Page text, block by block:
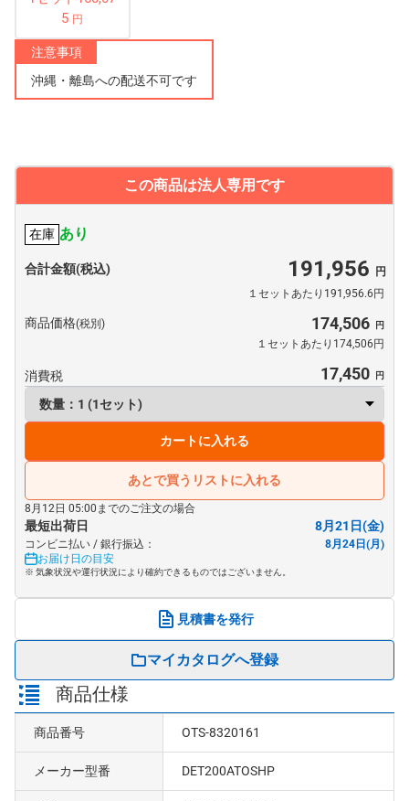
5 円
注意事項
沖縄・離島への配送不可です
この商品は法人専用です
在庫 あり
合計金額(税込) 191,956
１セットあたり191,956.6円
商品価格(税別) 174,506
１セットあたり174,506円
消費税 17,450
カートに入れる
あとで買うリストに入れる
8月12日 05:00までのご注文の場合
最短出荷日 8月21日(金)
コンビニ払い / 銀行振込：
8月24日(月)
お届け日の目安
※ 気象状況や運行状況により確約できるものではございません。
見積書を発行
マイカタログへ登録
商品仕様
商品番号 OTS-8320161
メーカー型番 DET200ATOSHP